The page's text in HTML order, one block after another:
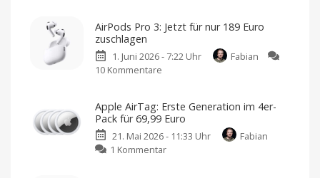
Mit
kein
die
auf:
neu
Farben
AirPods Pro 3: Jetzt für nur 189 Euro
zuschlagen
1. Juni 2026 - 7:22 Uhr
Fabian
10 Kommentare
3:
Jetzt
für
nur
Apple AirTag: Erste Generation im 4er-
Pack für 69,99 Euro
21. Mai 2026 - 11:33 Uhr
Fabian
1 Kommentar